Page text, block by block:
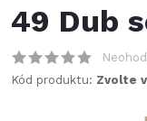
49 Dub
Kód produktu: Zvolte